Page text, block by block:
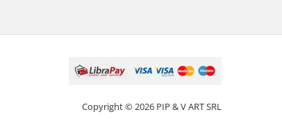
Copyright © 2026 PIP & V ART SRL